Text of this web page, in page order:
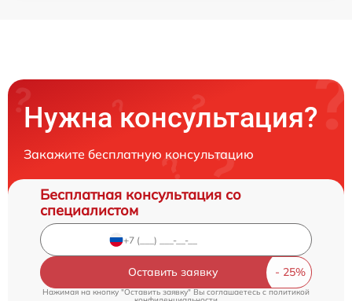
Нужна консультация?
Закажите бесплатную консультацию
Бесплатная консультация со
специалистом
Оставить заявку
Нажимая на кнопку "Оставить заявку" Вы соглашаетесь cполитикой